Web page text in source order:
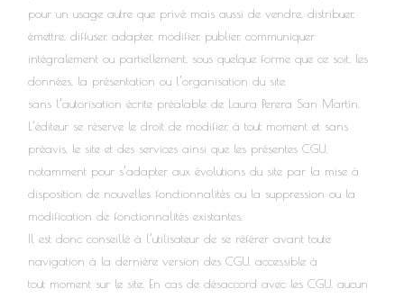
pour un usage autre que privé mais aussi de vendre, distribuer,
émettre, diffuser, adapter, modifier, publier, communiquer
intégralement ou partiellement, sous quelque forme que ce soit, les
données, la présentation ou l’organisation du site
sans l’autorisation écrite préalable de Laura Perera San Martín.
L’éditeur se réserve le droit de modifier, à tout moment et sans
préavis, le site et des services ainsi que les présentes CGU,
notamment pour s’adapter aux évolutions du site par la mise à
disposition de nouvelles fonctionnalités ou la suppression ou la
modification de fonctionnalités existantes.
Il est donc conseillé à l’utilisateur de se référer avant toute
navigation à la dernière version des CGU, accessible à
tout moment sur le site. En cas de désaccord avec les CGU, aucun